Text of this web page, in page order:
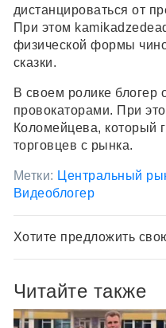
дистанцироваться от
При этом
физической формы
сказки.
В своем ролике блогер
провокаторами. При
Коломейцева, который
торговцев с рынка.
Метки: Центральный
Видеоблогер
Хотите предложить
Читайте также